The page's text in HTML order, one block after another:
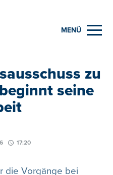
MENÜ
zu
seine
17:20
die Vorgänge bei